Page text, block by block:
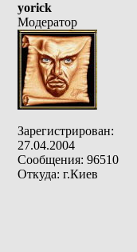
yorick
Модератор
Зарегистрирован:
27.04.2004
Сообщения: 96510
Откуда: г.Киев